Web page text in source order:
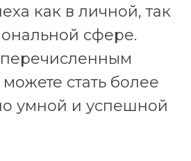
как в личной, так
сфере.
стать более
умной и успешной